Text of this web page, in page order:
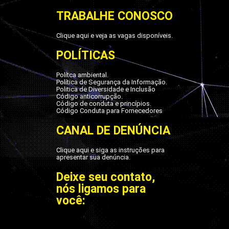
TRABALHE CONOSCO
Clique aqui e veja as vagas disponíveis.
POLÍTICAS
Polítca ambiental.
Política de Segurança da Informação.
Politica de Diversidade e Inclusão
Código anticorrupção.
Código de conduta e princípios.
Código Conduta para Fornecedores
CANAL DE DENÚNCIA
Clique aqui e siga as instruções para
apresentar sua denúncia.
Deixe seu contato,
nós ligamos para
você: